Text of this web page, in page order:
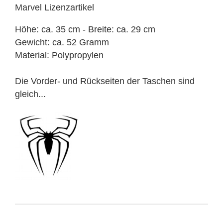
Marvel Lizenzartikel
Höhe: ca. 35 cm - Breite: ca. 29 cm
Gewicht: ca. 52 Gramm
Material: Polypropylen
Die Vorder- und Rückseiten der Taschen sind
gleich...